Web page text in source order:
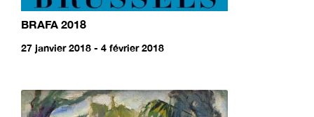
BRAFA 2018
27 janvier 2018 - 4 février 2018